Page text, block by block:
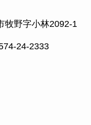
野字小林2092-1
24-2333